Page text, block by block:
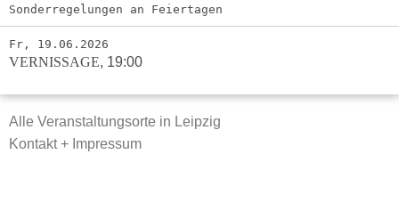
Sonderregelungen an Feiertagen
Fr, 19.06.2026
VERNISSAGE, 19:00
Alle Veranstaltungsorte in Leipzig
Kontakt + Impressum